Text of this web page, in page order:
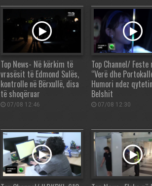
Top News- Në kërkim të
vrasësit të Edmond Sulës,
kontrolle në Bërxullë, disa
të shoqëruar
07/08 12:46
Top Channel/ Feste
“Verë dhe
Humori ndez
Belshit
07/08 12:30